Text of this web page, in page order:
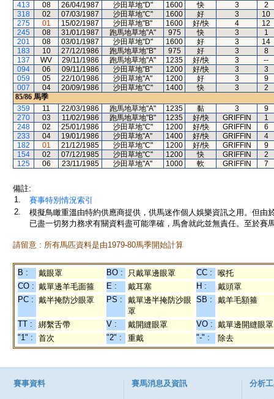
413
08 26/04/1987 沙田草地"D" 1600 快 3
2
318
02 07/03/1987 沙田草地"C" 1600 好 3
10
275
01 15/02/1987 沙田草地"B" 1600 好/快 4
12
245
08 31/01/1987 跑馬地草地"A" 975 快 3
1
201
08 03/01/1987 沙田草地"D" 1600 好 3
14
183
10 27/12/1986 跑馬地草地"B" 975 好 3
8
137
WV 29/11/1986 跑馬地草地"A" 1235 好/快 3
--
094
06 09/11/1986 沙田草地"B" 1200 好/快 3
3
059
05 22/10/1986 沙田草地"A" 1200 好 3
9
007
04 20/09/1986 沙田草地"C" 1400 快 3
2
85/86 馬季
359
11 22/03/1986 跑馬地草地"A" 1235 黏 3
9
270
03 11/02/1986 跑馬地草地"B" 1235 好/快 GRIFFIN
1
248
02 25/01/1986 沙田草地"C" 1200 好/快 GRIFFIN
6
233
04 19/01/1986 沙田草地"A" 1400 好/快 GRIFFIN
4
182
01 21/12/1985 沙田草地"C" 1200 好/快 GRIFFIN
9
154
02 07/12/1985 沙田草地"C" 1200 快 GRIFFIN
2
125
06 23/11/1985 沙田草地"A" 1000 軟 GRIFFIN 7
備註:
1.
賽事特別情況索引
2.
模擬鳥瞰重溫由特約供應商提供，供馬迷作個人娛樂資訊之用。但
已盡一切努力務求有關資料盡可能準確，馬會就此並無責任。至於賽
請留意 : 所有馬匹資料是由1979-80馬季開始計算
B : 戴眼罩 BO : 只戴單邊眼罩 CC :
喉托
CO : 戴單邊羊毛面箍 E : 戴耳塞 H :
戴頭罩
PC : 戴半掩防沙眼罩 PS :
戴單邊半掩防沙眼
罩
SB : 戴羊毛額箍
TT : 綁繫舌帶 V : 戴開縫眼罩 VO : 戴單邊開縫眼罩
"1" :
首次 "2" : 重戴 "-" : 除去
賽事資料 賽馬消息及資訊 分析